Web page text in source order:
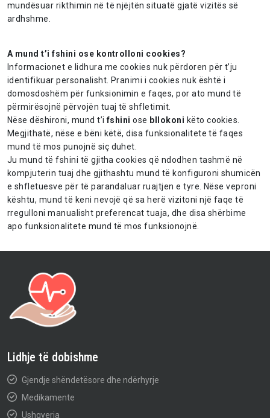
mundësuar rikthimin në të njëjtën situatë gjatë vizitës së
ardhshme.
A mund t’i fshini ose kontrolloni cookies?
Informacionet e lidhura me cookies nuk përdoren për t’ju
identifikuar personalisht. Pranimi i cookies nuk është i
domosdoshëm për funksionimin e faqes, por ato mund të
përmirësojnë përvojën tuaj të shfletimit.
Nëse dëshironi, mund t’ifshini ose bllokoni këto cookies.
Megjithatë, nëse e bëni këtë, disa funksionalitete të faqes
mund të mos punojnë siç duhet.
Ju mund të fshini të gjitha cookies që ndodhen tashmë në
kompjuterin tuaj dhe gjithashtu mund të konfiguroni shumicën
e shfletuesve për të parandaluar ruajtjen e tyre. Nëse veproni
kështu, mund të keni nevojë që sa herë vizitoni një faqe të
rregulloni manualisht preferencat tuaja, dhe disa shërbime
apo funksionalitete mund të mos funksionojnë.
Lidhje të dobishme
Gjendje shëndetësore dhe ndërhyrje
Medikamente
Ushqyerja